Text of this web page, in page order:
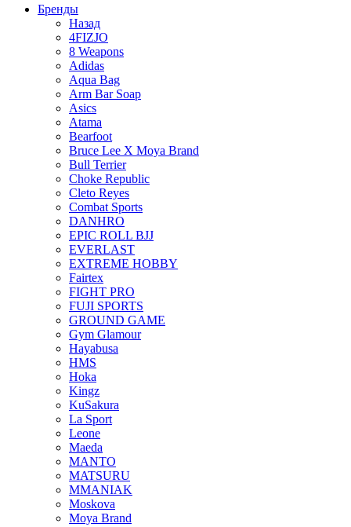
Бренды
Назад
4FIZJO
8 Weapons
Adidas
Aqua Bag
Arm Bar Soap
Asics
Atama
Bearfoot
Bruce Lee X Moya Brand
Bull Terrier
Choke Republic
Cleto Reyes
Combat Sports
DANHRO
EPIC ROLL BJJ
EVERLAST
EXTREME HOBBY
Fairtex
FIGHT PRO
FUJI SPORTS
GROUND GAME
Gym Glamour
Hayabusa
HMS
Hoka
Kingz
KuSakura
La Sport
Leone
Maeda
MANTO
MATSURU
MMANIAK
Moskova
Moya Brand